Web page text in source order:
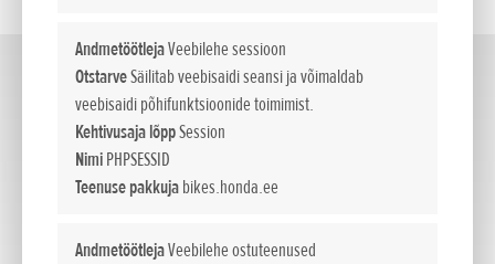
AndmetöötlejaVeebilehe sessioon
OtstarveSäilitab veebisaidi seansi ja võimaldab
veebisaidi põhifunktsioonide toimimist.
Kehtivusaja lõppSession
NimiPHPSESSID
Teenuse pakkujabikes.honda.ee
AndmetöötlejaVeebilehe ostuteenused
Supersport(4)